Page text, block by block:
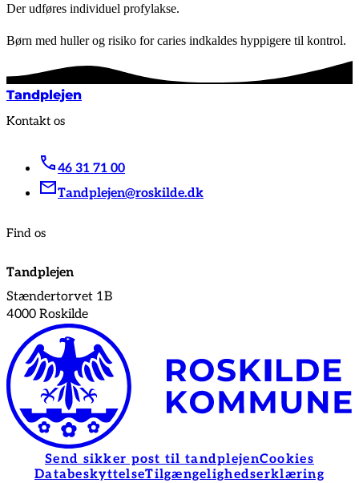
Der udføres individuel profylakse.
Børn med huller og risiko for caries indkaldes hyppigere til kontrol.
Tandplejen
Kontakt os
46 31 71 00
Tandplejen@roskilde.dk
Find os
Tandplejen
Stændertorvet 1B
4000 Roskilde
Send sikker post til tandplejenCookies
DatabeskyttelseTilgængelighedserklæring